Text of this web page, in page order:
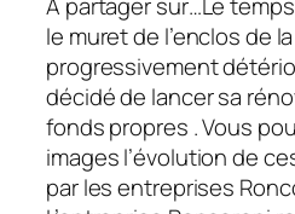
le muret de l’enclos de
progressivement
décidé de lancer sa
fonds propres . Vous
images l’évolution de
par les entreprises